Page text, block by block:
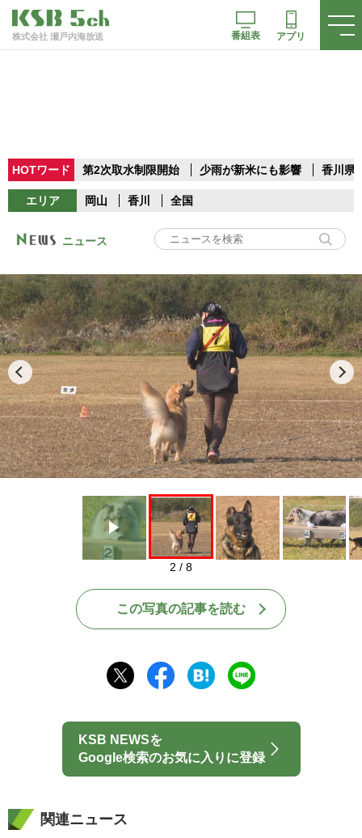
株式会社 瀬戸内海放送 番組表 アプリ
HOTワード 第2次取水制限開始 少雨が新米にも影響 香川県
エリア 岡山 香川 全国
ニュース
Play
2 / 8
この写真の記事を読む
KSB NEWSを
Google検索のお気に入りに登録
関連ニュース